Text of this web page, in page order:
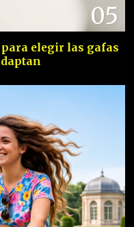
05
elegir las gafas